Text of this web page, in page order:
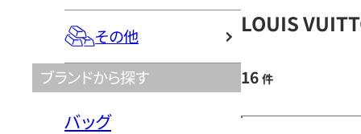
その他
ブランドから探す
バッグ
LOUIS
16 件